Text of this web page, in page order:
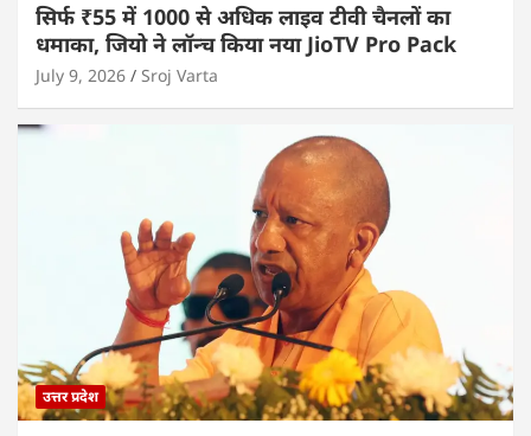
सिर्फ ₹55 में 1000 से अधिक लाइव टीवी चैनलों का
धमाका, जियो ने लॉन्च किया नया JioTV Pro Pack
July 9, 2026 Sroj Varta
उत्तर प्रदेश